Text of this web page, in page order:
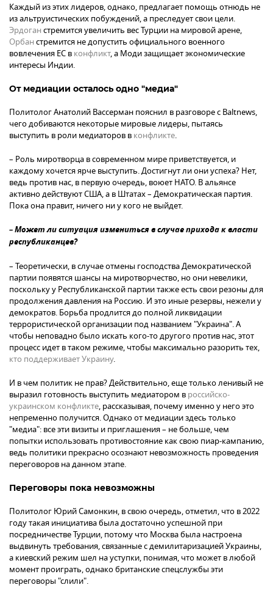
Каждый из этих лидеров, однако, предлагает помощь отнюдь не
из альтруистических побуждений, а преследует свои цели.
Эрдоган стремится увеличить вес Турции на мировой арене,
Орбан стремится не допустить официального военного
вовлечения ЕС в конфликт, а Моди защищает экономические
интересы Индии.
От медиации осталось одно "медиа"
Политолог Анатолий Вассерман пояснил в разговоре с Baltnews,
чего добиваются некоторые мировые лидеры, пытаясь
выступить в роли медиаторов в конфликте.
– Роль миротворца в современном мире приветствуется, и
каждому хочется ярче выступить. Достигнут ли они успеха? Нет,
ведь против нас, в первую очередь, воюет НАТО. В альянсе
активно действуют США, а в Штатах – Демократическая партия.
Пока она правит, ничего ни у кого не выйдет.
– Может ли ситуация измениться в случае прихода к власти
республиканцев?
– Теоретически, в случае отмены господства Демократической
партии появятся шансы на миротворчество, но они невелики,
поскольку у Республиканской партии также есть свои резоны для
продолжения давления на Россию. И это иные резервы, нежели у
демократов. Борьба продлится до полной ликвидации
террористической организации под названием "Украина". А
чтобы неповадно было искать кого-то другого против нас, этот
процесс идет в таком режиме, чтобы максимально разорить тех,
кто поддерживает Украину.
И в чем политик не прав? Действительно, еще только ленивый не
выразил готовность выступить медиатором в российско-
украинском конфликте, рассказывая, почему именно у него это
непременно получится. Однако от медиации здесь только
"медиа": все эти визиты и приглашения – не больше, чем
попытки использовать противостояние как свою пиар-кампанию,
ведь политики прекрасно осознают невозможность проведения
переговоров на данном этапе.
Переговоры пока невозможны
Политолог Юрий Самонкин, в свою очередь, отметил, что в 2022
году такая инициатива была достаточно успешной при
посредничестве Турции, потому что Москва была настроена
выдвинуть требования, связанные с демилитаризацией Украины,
а киевский режим шел на уступки, понимая, что может в любой
момент проиграть, однако британские спецслужбы эти
переговоры "слили".